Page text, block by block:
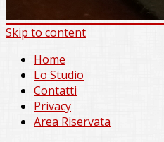
Skip to content
Home
Lo Studio
Contatti
Privacy
Area Riservata